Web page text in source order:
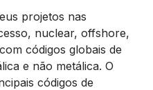
projetos nas
nuclear, offshore,
códigos globais de
e não metálica. O
códigos de